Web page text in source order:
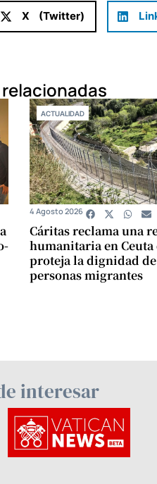
X (Twitter)
ACTUALIDAD
Cáritas reclama una
humanitaria en Ceuta
proteja la dignidad
personas migrantes
4 Agosto 2026
interesar